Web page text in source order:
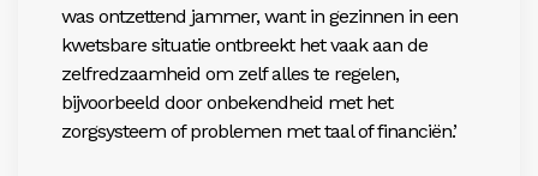
was ontzettend jammer, want in gezinnen in een
kwetsbare situatie ontbreekt het vaak aan de
zelfredzaamheid om zelf alles te regelen,
bijvoorbeeld door onbekendheid met het
zorgsysteem of problemen met taal of financiën.’